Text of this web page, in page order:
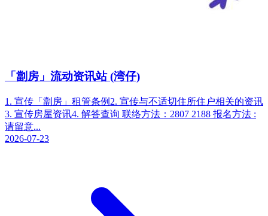
「劏房」流动资讯站 (湾仔)
1. 宣传「劏房」租管条例2. 宣传与不适切住所住户相关的资讯
3. 宣传房屋资讯4. 解答查询 联络方法：2807 2188 报名方法 :
请留意...
2026-07-23